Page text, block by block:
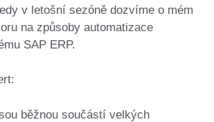
v letošní sezóně dozvíme o mém
na způsoby automatizace
SAP ERP.
běžnou součástí velkých